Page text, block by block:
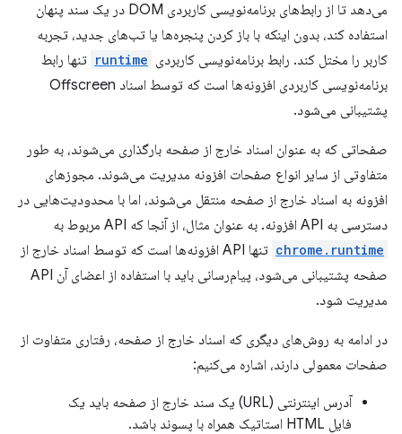
می‌دهد تا از رابط‌های برنامه‌نویسی کاربردی DOM در یک سند پنهان
استفاده کند، بدون اینکه با باز کردن پنجره‌ها یا تب‌های جدید، تجربه
کاربر را مختل کند. رابط برنامه‌نویسی کاربردی runtime تنها رابط
برنامه‌نویسی کاربردی افزونه‌ها است که توسط اسناد Offscreen
پشتیبانی می‌شود.
صفحاتی که به عنوان اسناد خارج از صفحه بارگذاری می‌شوند، به طور
متفاوتی از سایر انواع صفحات افزونه مدیریت می‌شوند. مجوزهای
افزونه به اسناد خارج از صفحه منتقل می‌شوند، اما با محدودیت‌هایی در
دسترسی به API افزونه. به عنوان مثال، از آنجا که API مربوط به
chrome.runtime
تنها API افزونه‌ها است که توسط اسناد خارج از
صفحه پشتیبانی می‌شود، پیام‌رسانی باید با استفاده از اعضای آن API
مدیریت شود.
در ادامه به روش‌های دیگری که اسناد خارج از صفحه، رفتاری متفاوت از
صفحات معمولی دارند، اشاره می‌کنیم:
آدرس اینترنتی (URL) یک سند خارج از صفحه باید یک
فایل HTML استاتیک همراه با پسوند باشد.